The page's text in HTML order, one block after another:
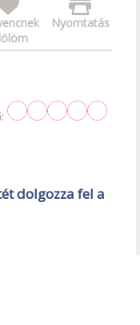
Nyomtatás
dolgozza fel a